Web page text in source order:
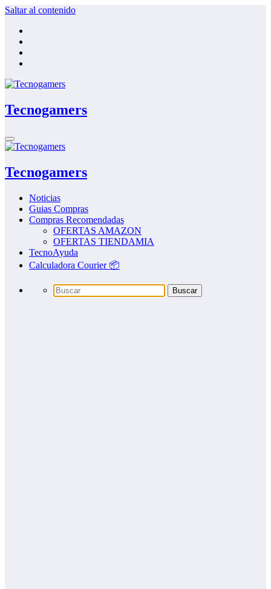
Saltar al contenido
Tecnogamers
Tecnogamers
Noticias
Guias Compras
Compras Recomendadas
OFERTAS AMAZON
OFERTAS TIENDAMIA
TecnoAyuda
Calculadora Courier 📦